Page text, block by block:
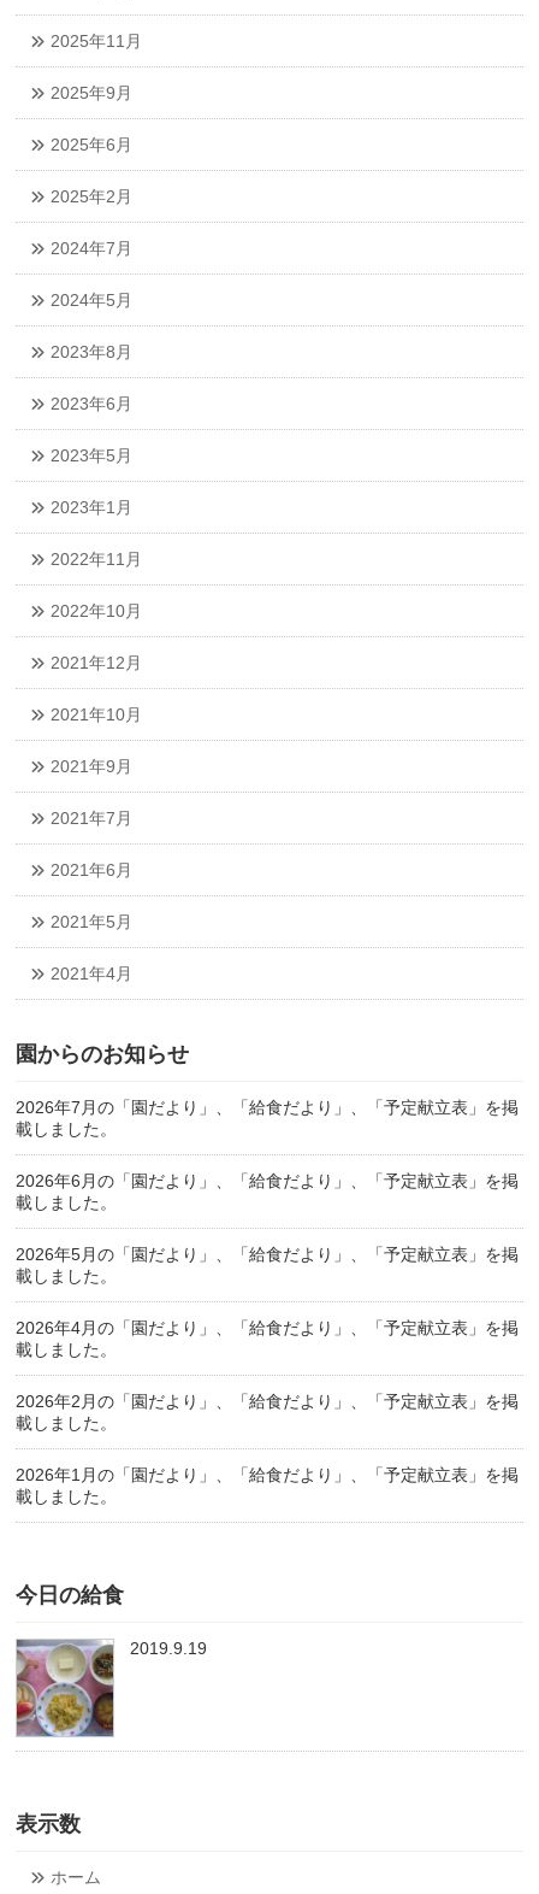
2025年11月
2025年9月
2025年6月
2025年2月
2024年7月
2024年5月
2023年8月
2023年6月
2023年5月
2023年1月
2022年11月
2022年10月
2021年12月
2021年10月
2021年9月
2021年7月
2021年6月
2021年5月
2021年4月
園からのお知らせ
2026年7月の「園だより」、「給食だより」、「予定献立表」を掲
載しました。
2026年6月の「園だより」、「給食だより」、「予定献立表」を掲
載しました。
2026年5月の「園だより」、「給食だより」、「予定献立表」を掲
載しました。
2026年4月の「園だより」、「給食だより」、「予定献立表」を掲
載しました。
2026年2月の「園だより」、「給食だより」、「予定献立表」を掲
載しました。
2026年1月の「園だより」、「給食だより」、「予定献立表」を掲
載しました。
今日の給食
2019.9.19
表示数
ホーム